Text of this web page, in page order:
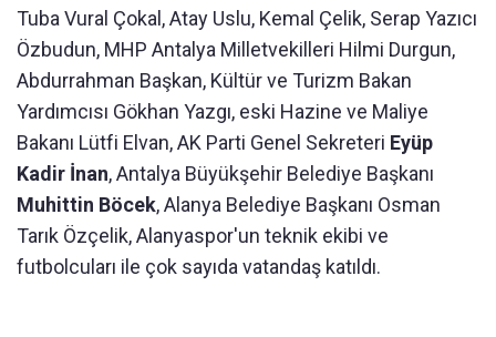
Tuba Vural Çokal, Atay Uslu, Kemal Çelik, Serap Yazıcı
Özbudun, MHP Antalya Milletvekilleri Hilmi Durgun,
Abdurrahman Başkan, Kültür ve Turizm Bakan
Yardımcısı Gökhan Yazgı, eski Hazine ve Maliye
Bakanı Lütfi Elvan, AK Parti Genel Sekreteri Eyüp
Kadir İnan, Antalya Büyükşehir Belediye Başkanı
Muhittin Böcek, Alanya Belediye Başkanı Osman
Tarık Özçelik, Alanyaspor'un teknik ekibi ve
futbolcuları ile çok sayıda vatandaş katıldı.